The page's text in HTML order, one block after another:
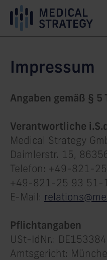
Skip
Links
Content
Area
Main
Navigation
Impressum
Angaben gemäß § 5
Verantwortliche
Medical Strategy
Daimlerstr. 15,
Telefon: +49-821-
+49-821-25 93 51-
E-Mail:
Pflichtangaben
USt-IdNr.:
Amtsgericht: